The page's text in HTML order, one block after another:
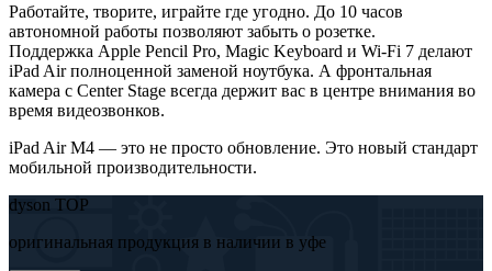
Работайте, творите, играйте где угодно. До 10 часов
автономной работы позволяют забыть о розетке.
Поддержка Apple Pencil Pro, Magic Keyboard и Wi-Fi 7 делают
iPad Air полноценной заменой ноутбука. А фронтальная
камера с Center Stage всегда держит вас в центре внимания во
время видеозвонков.
iPad Air M4 — это не просто обновление. Это новый стандарт
мобильной производительности.
dyson TOP
оригинальная продукция в наличии в уфе